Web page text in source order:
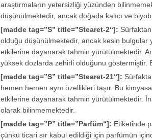
araştırmaların yetersizliği yüzünden
düşünülmektedir, ancak doğada kalıcı ve
[madde tag=”S” title=”Stearet-2“]:
olduğu düşünülmektedir, ancak kesin bulgular
etkilerine dayanarak tahmin yürütülmektedir.
yüksek dozlarda zehirli olduğunu göstermiştir.
[madde tag=”S” title=”Stearet-21“]:
hemen hemen aynı özellikleri taşır. Bu
etkilerine dayanarak tahmin yürütülmektedir.
olarak bilinmemektedir.
[madde tag=”P” title=”Parfüm“]: Etiketinde
çünkü ticari sır kabul edildiği için parfümün